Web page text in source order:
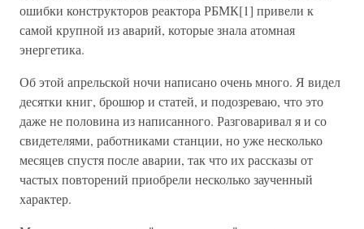
ошибки конструкторов реактора РБМК[1] привели к
самой крупной из аварий, которые знала атомная
энергетика.
Об этой апрельской ночи написано очень много. Я видел
десятки книг, брошюр и статей, и подозреваю, что это
даже не половина из написанного. Разговаривал я и со
свидетелями, работниками станции, но уже несколько
месяцев спустя после аварии, так что их рассказы от
частых повторений приобрели несколько заученный
характер.